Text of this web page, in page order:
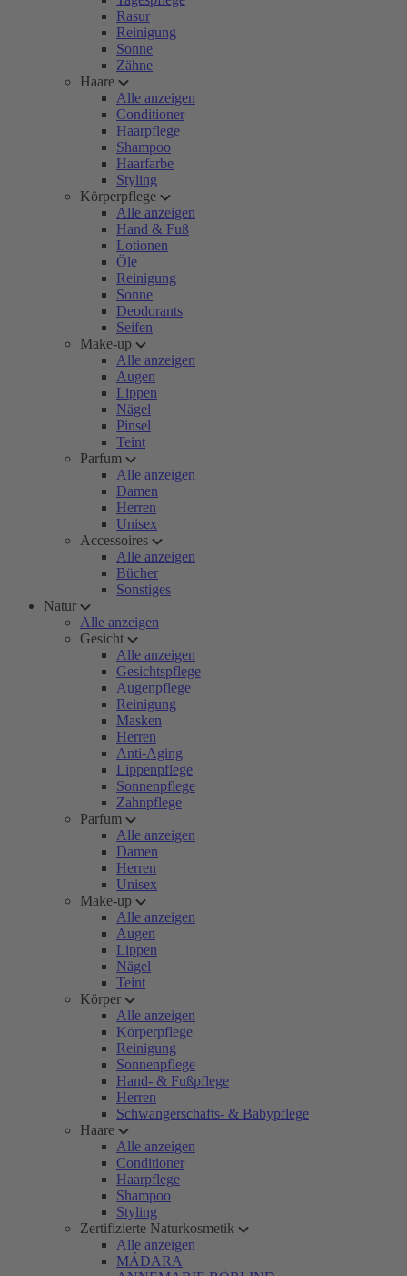
Rasur
Reinigung
Sonne
Zähne
Haare
Alle anzeigen
Conditioner
Haarpflege
Shampoo
Haarfarbe
Styling
Körperpflege
Alle anzeigen
Hand & Fuß
Lotionen
Öle
Reinigung
Sonne
Deodorants
Seifen
Make-up
Alle anzeigen
Augen
Lippen
Nägel
Pinsel
Teint
Parfum
Alle anzeigen
Damen
Herren
Unisex
Accessoires
Alle anzeigen
Bücher
Sonstiges
Natur
Alle anzeigen
Gesicht
Alle anzeigen
Gesichtspflege
Augenpflege
Reinigung
Masken
Herren
Anti-Aging
Lippenpflege
Sonnenpflege
Zahnpflege
Parfum
Alle anzeigen
Damen
Herren
Unisex
Make-up
Alle anzeigen
Augen
Lippen
Nägel
Teint
Körper
Alle anzeigen
Körperpflege
Reinigung
Sonnenpflege
Hand- & Fußpflege
Herren
Schwangerschafts- & Babypflege
Haare
Alle anzeigen
Conditioner
Haarpflege
Shampoo
Styling
Zertifizierte Naturkosmetik
Alle anzeigen
MÁDARA